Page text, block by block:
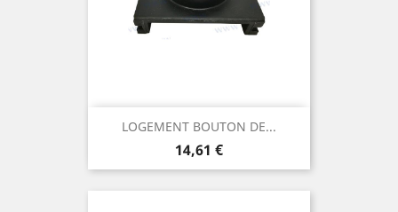
LOGEMENT BOUTON DE...
Prix
14,61 €